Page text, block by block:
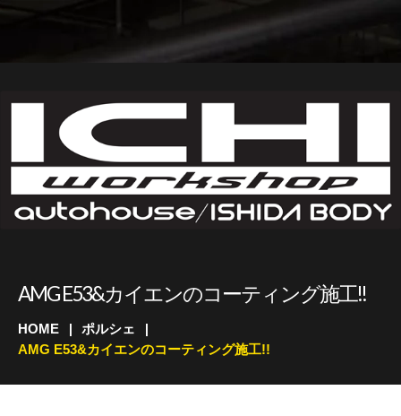
AMG E53&カイエンのコーティング施工!!
HOME
ポルシェ
AMG E53&カイエンのコーティング施工!!